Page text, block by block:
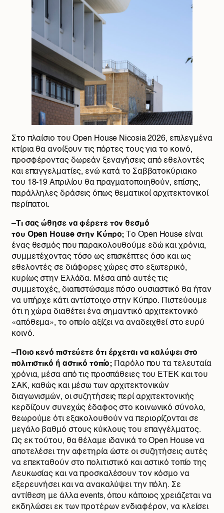
Στο πλαίσιο του Open House Nicosia 2026, επιλεγμένα
κτίρια θα ανοίξουν τις πόρτες τους για το κοινό,
προσφέροντας δωρεάν ξεναγήσεις από εθελοντές
και επαγγελματίες, ενώ κατά τo Σαββατοκύριακο
του 18-19 Απριλίου θα πραγματοποιηθούν, επίσης,
παράλληλες δράσεις όπως θεματικοί αρχιτεκτονικοί
περίπατοι.
–Τι σας ώθησε να φέρετε τον θεσμό
του Open House στην Κύπρο;Το Open House είναι
ένας θεσμός που παρακολουθούμε εδώ και χρόνια,
συμμετέχοντας τόσο ως επισκέπτες όσο και ως
εθελοντές σε διάφορες χώρες στο εξωτερικό,
κυρίως στην Ελλάδα. Μέσα από αυτές τις
συμμετοχές, διαπιστώσαμε πόσο ουσιαστικό θα ήταν
να υπήρχε κάτι αντίστοιχο στην Κύπρο. Πιστεύουμε
ότι η χώρα διαθέτει ένα σημαντικό αρχιτεκτονικό
«απόθεμα», το οποίο αξίζει να αναδειχθεί στο ευρύ
κοινό.
–Ποιο κενό πιστεύετε ότι έρχεται να καλύψει στο
πολιτιστικό ή αστικό τοπίο; Παρόλο που τα τελευταία
χρόνια, μέσα από τις προσπάθειες του ΕΤΕΚ και του
ΣΑΚ, καθώς και μέσω των αρχιτεκτονικών
διαγωνισμών, οι συζητήσεις περί αρχιτεκτονικής
κερδίζουν συνεχώς έδαφος στο κοινωνικό σύνολο,
θεωρούμε ότι εξακολουθούν να περιορίζονται σε
μεγάλο βαθμό στους κύκλους του επαγγέλματος.
Ως εκ τούτου, θα θέλαμε ιδανικά το Open House να
αποτελέσει την αφετηρία ώστε οι συζητήσεις αυτές
να επεκταθούν στο πολιτιστικό και αστικό τοπίο της
Λευκωσίας και να προσκαλέσουν τον κόσμο να
εξερευνήσει και να ανακαλύψει την πόλη. Σε
αντίθεση με άλλα events, όπου κάποιος χρειάζεται να
εκδηλώσει εκ των προτέρων ενδιαφέρον, να κλείσει